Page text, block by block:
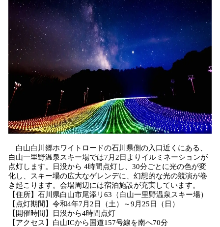
白山白川郷ホワイトロードの石川県側の入口近くにある、
白山一里野温泉スキー場では7月2日よりイルミネーションが
点灯します。日没から 4時間点灯し、30分ごとに光の色が変
化し、スキー場の広大なゲレンデに、幻想的な光の競演が巻
き起こります。会場周辺には宿泊施設が充実しています。
【住所】石川県白山市尾添リ63（白山一里野温泉スキー場）
【点灯期間】令和4年7月2日（土）～9月25日（日）
【開催時間】日没から4時間点灯
【アクセス】白山ICから国道157号線を南へ70分